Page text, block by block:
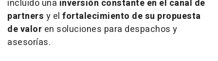
incluido una inversión constante en el canal de
partners y el fortalecimiento de su propuesta
de valor en soluciones para despachos y
asesorías.